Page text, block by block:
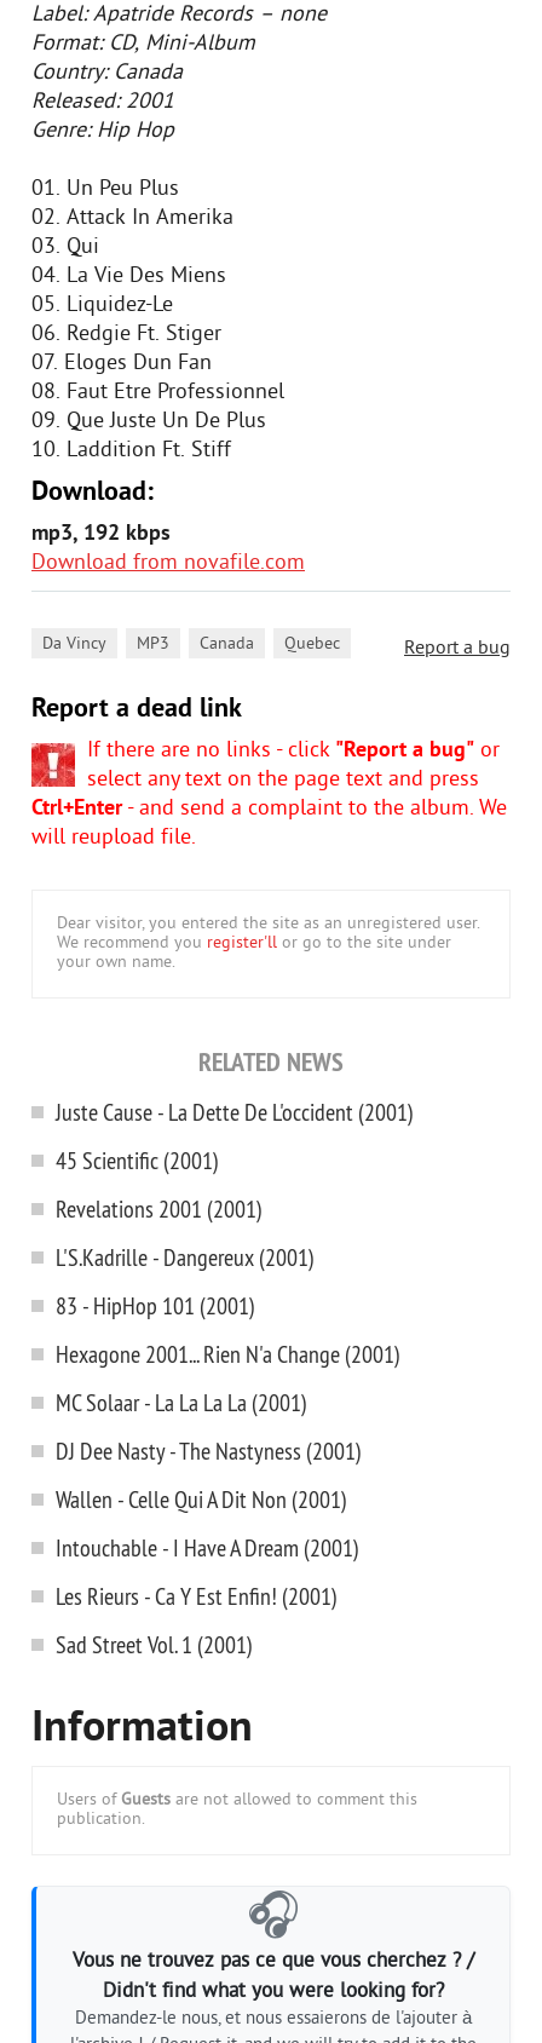
Label: Apatride Records – none
Format: CD, Mini-Album
Country: Canada
Released: 2001
Genre: Hip Hop
01. Un Peu Plus
02. Attack In Amerika
03. Qui
04. La Vie Des Miens
05. Liquidez-Le
06. Redgie Ft. Stiger
07. Eloges Dun Fan
08. Faut Etre Professionnel
09. Que Juste Un De Plus
10. Laddition Ft. Stiff
Download:
mp3, 192 kbps
Download from novafile.com
Report a bug
Da Vincy MP3 Canada Quebec
Report a dead link
If there are no links - click "Report a bug" or
select any text on the page text and press
Ctrl+Enter- and send a complaint to the album. We
will reupload file.
Dear visitor, you entered the site as an unregistered user.
We recommend you register'll or go to the site under
your own name.
RELATED NEWS
Juste Cause - La Dette De L'occident (2001)
45 Scientific (2001)
Revelations 2001 (2001)
L'S.Kadrille - Dangereux (2001)
83 - HipHop 101 (2001)
Hexagone 2001... Rien N'a Change (2001)
MC Solaar - La La La La (2001)
DJ Dee Nasty - The Nastyness (2001)
Wallen - Celle Qui A Dit Non (2001)
Intouchable - I Have A Dream (2001)
Les Rieurs - Ca Y Est Enfin! (2001)
Sad Street Vol. 1 (2001)
Information
Users of Guests are not allowed to comment this
publication.
🎧
Vous ne trouvez pas ce que vous cherchez ? /
Didn't find what you were looking for?
Demandez-le nous, et nous essaierons de l'ajouter à